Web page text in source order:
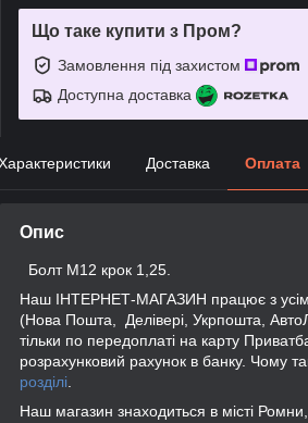
Що таке купити з Пром?
Замовлення під захистом
Доступна доставка
Доставка Оплата
Опис
Болт М12 крок 1,25.
Наш ІНТЕРНЕТ-МАГАЗИН працює з
(Нова Пошта, Делівері, Укрпошта,
тільки по передоплаті на карту
розрахунковий рахунок в банку. Чому
розділі
Наш магазин знаходиться в місті Ромни,